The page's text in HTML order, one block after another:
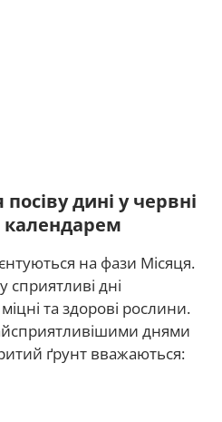
дині у червні
календарем
на фази Місяця.
сприятливі дні
та здорові рослини.
днями
ґрунт вважаються: